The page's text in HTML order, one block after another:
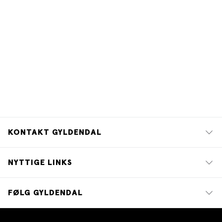
KONTAKT GYLDENDAL
NYTTIGE LINKS
FØLG GYLDENDAL